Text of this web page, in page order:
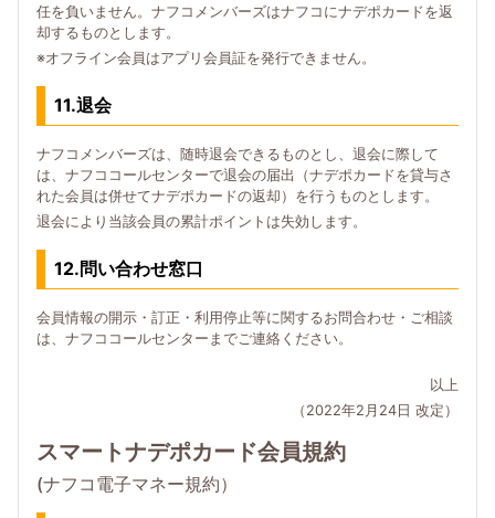
任を負いません。ナフコメンバーズはナフコにナデポカードを返
却するものとします。
※オフライン会員はアプリ会員証を発行できません。
11.退会
ナフコメンバーズは、随時退会できるものとし、退会に際して
は、ナフココールセンターで退会の届出（ナデポカードを貸与さ
れた会員は併せてナデポカードの返却）を行うものとします。
退会により当該会員の累計ポイントは失効します。
12.問い合わせ窓口
会員情報の開示・訂正・利用停止等に関するお問合わせ・ご相談
は、ナフココールセンターまでご連絡ください。
以上
（2022年2月24日 改定）
スマートナデポカード会員規約
(ナフコ電子マネー規約）